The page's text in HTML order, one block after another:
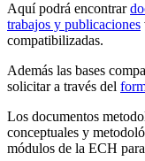
Aquí podrá encontrar
trabajos y publicaciones
compatibilizadas.
Además las bases
solicitar a través del
Los documentos
conceptuales y
módulos de la ECH